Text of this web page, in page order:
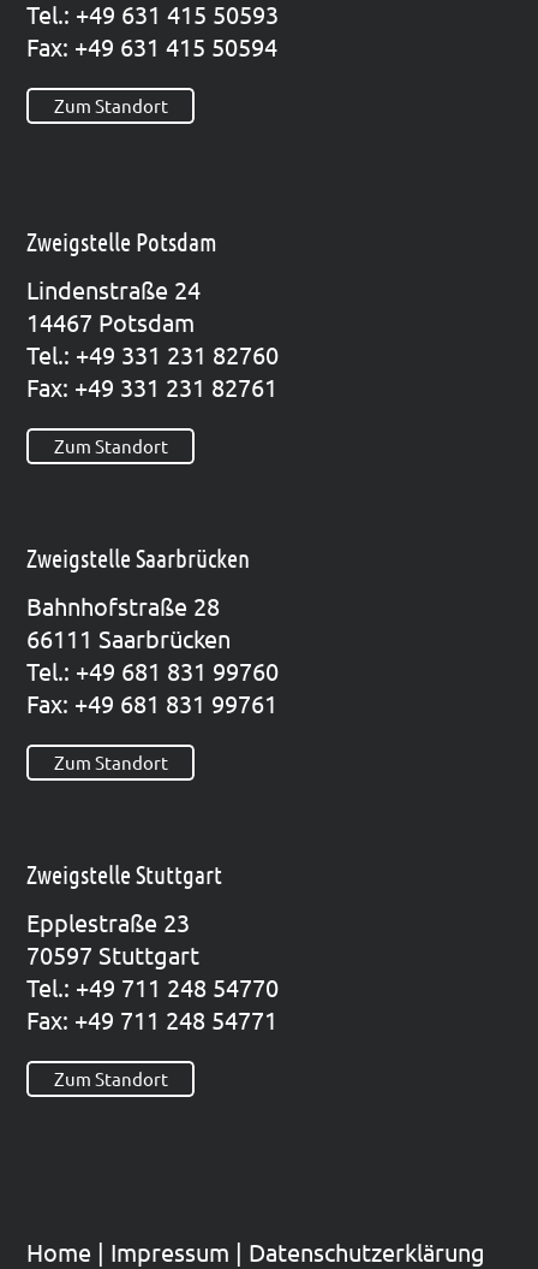
Tel.: +49 631 415 50593
Fax: +49 631 415 50594
Zum Standort
Zweigstelle Potsdam
Lin­den­stra­ße 24
14467 Pots­dam
Tel.: +49 331 231 82760
Fax: +49 331 231 82761
Zum Standort
Zweigstelle Saarbrücken
Bahn­hof­stra­ße 28
66111 Saar­brü­cken
Tel.: +49 681 831 99760
Fax: +49 681 831 99761
Zum Standort
Zweigstelle Stuttgart
Epp­le­straße 23
70597 Stutt­gart
Tel.: +49 711 248 54770
Fax: +49 711 248 54771
Zum Standort
Home Impres­sum Datenschutzerklärung